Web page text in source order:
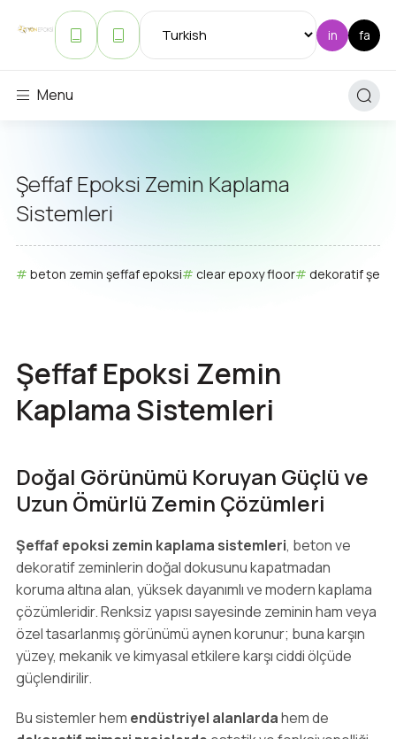
Menu
Şeffaf Epoksi Zemin Kaplama
Sistemleri
beton zemin şeffaf epoksi clear epoxy floor dekoratif
Şeffaf Epoksi Zemin
Kaplama Sistemleri
Doğal Görünümü Koruyan Güçlü ve
Uzun Ömürlü Zemin Çözümleri
Şeffaf epoksi zemin kaplama sistemleri, beton ve
dekoratif zeminlerin doğal dokusunu kapatmadan
koruma altına alan, yüksek dayanımlı ve modern kaplama
çözümleridir. Renksiz yapısı sayesinde zeminin ham veya
özel tasarlanmış görünümü aynen korunur; buna karşın
yüzey, mekanik ve kimyasal etkilere karşı ciddi ölçüde
güçlendirilir.
Bu sistemler hem endüstriyel alanlardahem de